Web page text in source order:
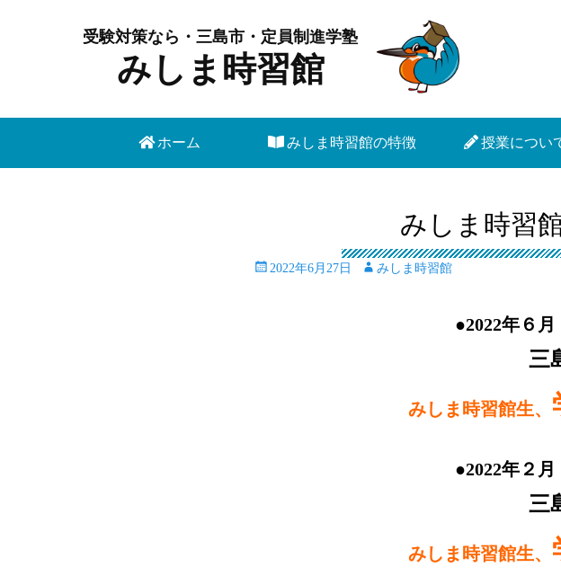
みしま時習館
受験対策なら・三島市・定員制進学塾
メインメニュー
ホーム みしま時習館の特徴 授業につい
みしま時習
投 2022年6月27日
投 みしま時習館
●2022年６月
三
みしま時習館生、
●2022年２月
三
みしま時習館生、